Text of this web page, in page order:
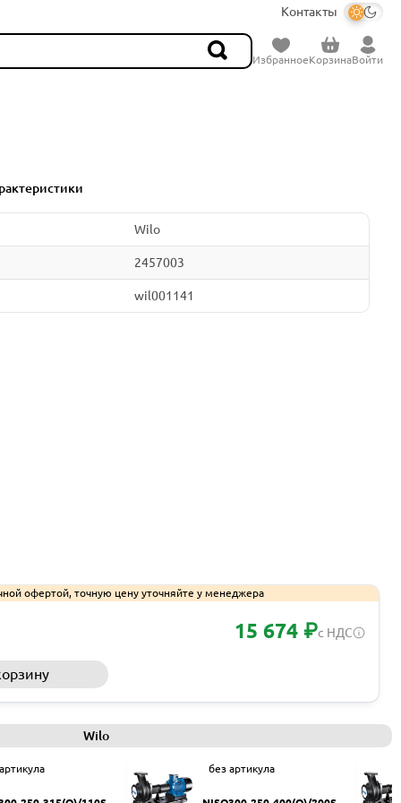
Контакты
ИзбранноеКорзинаВойти
Wilo
2457003
wil001141
офертой, точную цену уточняйте у менеджера
15 674 ₽с НДС
Wilo
без артикула